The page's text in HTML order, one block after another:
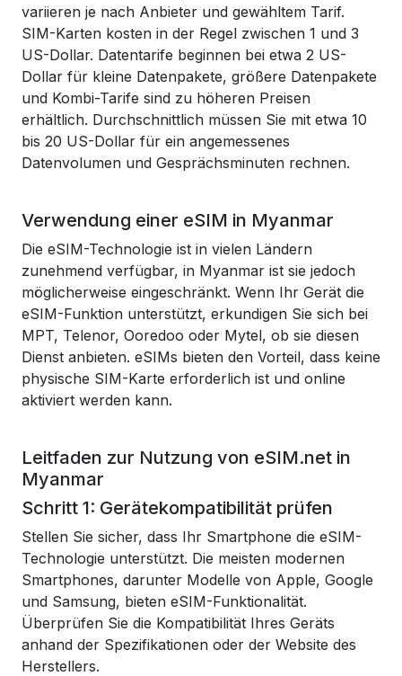
variieren je nach Anbieter und gewähltem Tarif.
SIM-Karten kosten in der Regel zwischen 1 und 3
US-Dollar. Datentarife beginnen bei etwa 2 US-
Dollar für kleine Datenpakete, größere Datenpakete
und Kombi-Tarife sind zu höheren Preisen
erhältlich. Durchschnittlich müssen Sie mit etwa 10
bis 20 US-Dollar für ein angemessenes
Datenvolumen und Gesprächsminuten rechnen.
Verwendung einer eSIM in Myanmar
Die eSIM-Technologie ist in vielen Ländern
zunehmend verfügbar, in Myanmar ist sie jedoch
möglicherweise eingeschränkt. Wenn Ihr Gerät die
eSIM-Funktion unterstützt, erkundigen Sie sich bei
MPT, Telenor, Ooredoo oder Mytel, ob sie diesen
Dienst anbieten. eSIMs bieten den Vorteil, dass keine
physische SIM-Karte erforderlich ist und online
aktiviert werden kann.
Leitfaden zur Nutzung von eSIM.net in
Myanmar
Schritt 1: Gerätekompatibilität prüfen
Stellen Sie sicher, dass Ihr Smartphone die eSIM-
Technologie unterstützt. Die meisten modernen
Smartphones, darunter Modelle von Apple, Google
und Samsung, bieten eSIM-Funktionalität.
Überprüfen Sie die Kompatibilität Ihres Geräts
anhand der Spezifikationen oder der Website des
Herstellers.